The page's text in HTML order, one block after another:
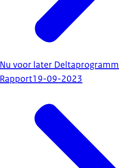
Nu voor later
Rapport19-09-2023